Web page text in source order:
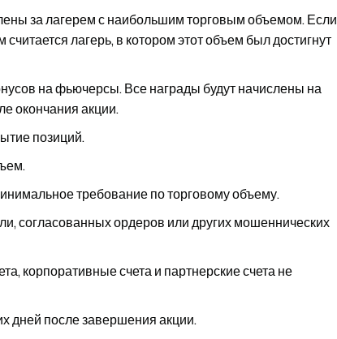
за лагерем с наибольшим торговым объемом. Если
лагерь, в котором этот объем был достигнут
на фьючерсы. Все награды будут начислены на
окончания акции.
позиций.
требование по торговому объему.
согласованных ордеров или других мошеннических
корпоративные счета и партнерские счета не
дней после завершения акции.